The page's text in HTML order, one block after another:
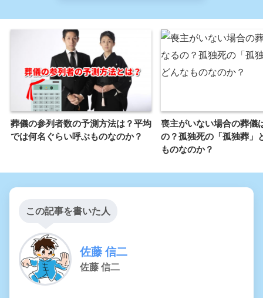
葬儀の参列者数の予測方法は？平均
では何名ぐらい呼ぶものなのか？
喪主がいない場合の葬儀
の？孤独死の「孤独葬」
ものなのか？
この記事を書いた人
佐藤 信二
佐藤 信二